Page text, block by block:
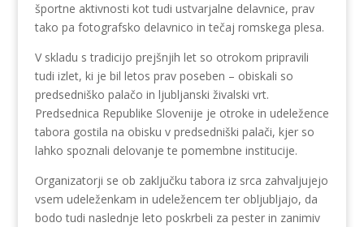
športne aktivnosti kot tudi ustvarjalne delavnice, prav
tako pa fotografsko delavnico in tečaj romskega plesa.
V skladu s tradicijo prejšnjih let so otrokom pripravili
tudi izlet, ki je bil letos prav poseben – obiskali so
predsedniško palačo in ljubljanski živalski vrt.
Predsednica Republike Slovenije je otroke in udeležence
tabora gostila na obisku v predsedniški palači, kjer so
lahko spoznali delovanje te pomembne institucije.
Organizatorji se ob zaključku tabora iz srca zahvaljujejo
vsem udeleženkam in udeležencem ter obljubljajo, da
bodo tudi naslednje leto poskrbeli za pester in zanimiv